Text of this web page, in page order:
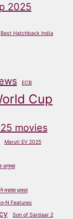
2025
Best Hatchback India
ECB
Cup
movies
Maruti EV 2025
अनुभव
धमाल
Features
Son of Sardaar 2